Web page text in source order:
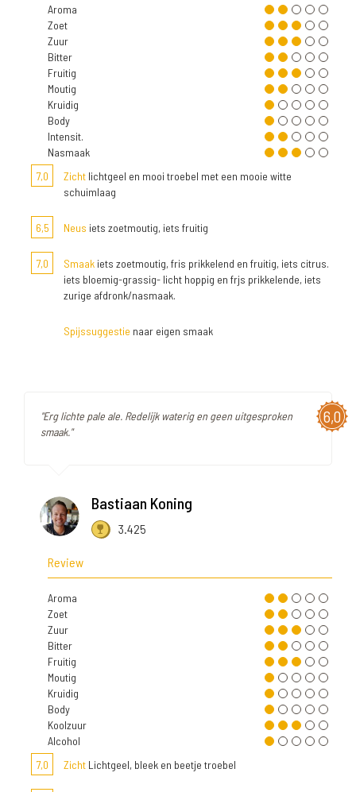
Aroma
Zoet
Zuur
Bitter
Fruitig
Moutig
Kruidig
Body
Intensit.
Nasmaak
7,0
Zicht lichtgeel en mooi troebel met een mooie witte
schuimlaag
6,5 Neus iets zoetmoutig, iets fruitig
7,0 Smaak iets zoetmoutig, fris prikkelend en fruitig, iets citrus.
iets bloemig-grassig- licht hoppig en frjs prikkelende, iets
zurige afdronk/nasmaak.
Spijssuggestie naar eigen smaak
6,0
"Erg lichte pale ale. Redelijk waterig en geen uitgesproken
smaak."
Bastiaan Koning
3.425
Review
Aroma
Zoet
Zuur
Bitter
Fruitig
Moutig
Kruidig
Body
Koolzuur
Alcohol
7,0
Zicht Lichtgeel, bleek en beetje troebel